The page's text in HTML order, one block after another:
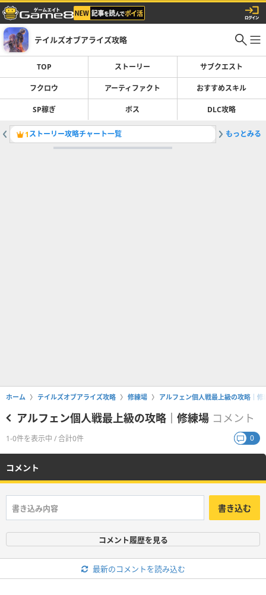
テイルズオブアライズ攻略
TOP ストーリー サブクエスト
フクロウ アーティファクト おすすめスキル
SP稼ぎ ボス DLC攻略
1ストーリー攻略チャート一覧 2メズメ
もっとみる
ホーム テイルズオブアライズ攻略 修練場 アルフェン個人戦最上級の攻略｜修
アルフェン個人戦最上級の攻略｜修練場 コメント
1-0件を表示中 / 合計0件 0
コメント
書き込む
コメント履歴を見る
最新のコメントを読み込む